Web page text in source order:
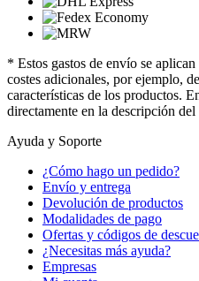
* Estos gastos de envío se
costes adicionales, por ejemplo,
características de los productos.
directamente en la descripción
Ayuda y Soporte
¿Cómo hago un pedido?
Envío y entrega
Devolución de productos
Modalidades de pago
Ofertas y códigos de
¿Necesitas más ayuda?
Empresas